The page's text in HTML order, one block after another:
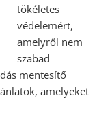
tökéletes
védelemért,
amelyről nem
szabad
mentesítő
amelyeket